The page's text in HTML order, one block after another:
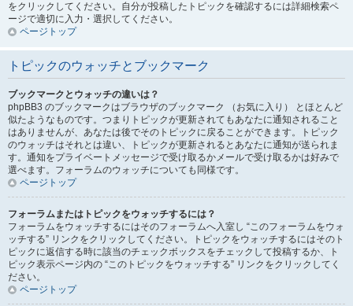
をクリックしてください。自分が投稿したトピックを確認するには詳細検索ペ
ージで適切に入力・選択してください。
ページトップ
トピックのウォッチとブックマーク
ブックマークとウォッチの違いは？
phpBB3 のブックマークはブラウザのブックマーク （お気に入り） とほとんど
似たようなものです。つまりトピックが更新されてもあなたに通知されること
はありませんが、あなたは後でそのトピックに戻ることができます。トピック
のウォッチはそれとは違い、トピックが更新されるとあなたに通知が送られま
す。通知をプライベートメッセージで受け取るかメールで受け取るかは好みで
選べます。フォーラムのウォッチについても同様です。
ページトップ
フォーラムまたはトピックをウォッチするには？
フォーラムをウォッチするにはそのフォーラムへ入室し “このフォーラムをウォ
ッチする” リンクをクリックしてください。トピックをウォッチするにはそのト
ピックに返信する時に該当のチェックボックスをチェックして投稿するか、ト
ピック表示ページ内の “このトピックをウォッチする” リンクをクリックしてく
ださい。
ページトップ